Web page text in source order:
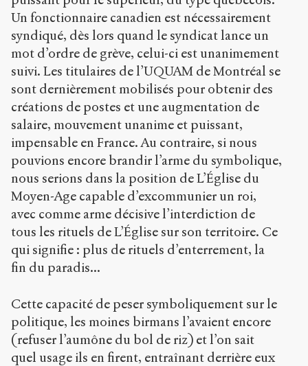
Un fonctionnaire canadien est nécessairement
syndiqué, dès lors quand le syndicat lance un
mot d’ordre de grève, celui-ci est unanimement
suivi. Les titulaires de l’UQUAM de Montréal se
sont dernièrement mobilisés pour obtenir des
créations de postes et une augmentation de
salaire, mouvement unanime et puissant,
impensable en France. Au contraire, si nous
pouvions encore brandir l’arme du symbolique,
nous serions dans la position de L’Église du
Moyen-Age capable d’excommunier un roi,
avec comme arme décisive l’interdiction de
tous les rituels de L’Église sur son territoire. Ce
qui signifie : plus de rituels d’enterrement, la
fin du paradis...
Cette capacité de peser symboliquement sur le
politique, les moines birmans l’avaient encore
(refuser l’aumône du bol de riz) et l’on sait
quel usage ils en firent, entraînant derrière eux